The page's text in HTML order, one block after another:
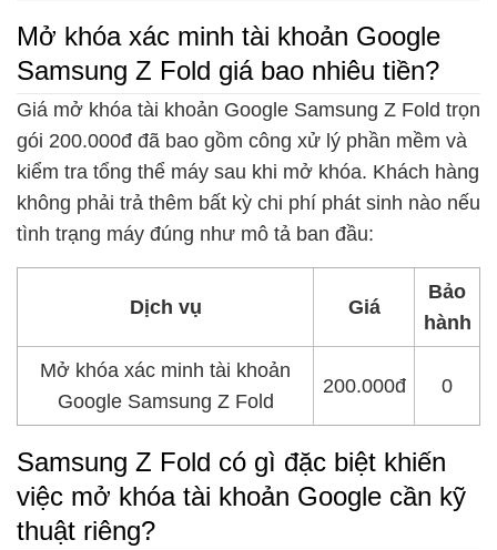
Mở khóa xác minh tài khoản Google
Samsung Z Fold giá bao nhiêu tiền?
Giá mở khóa tài khoản Google Samsung Z Fold trọn
gói 200.000đ đã bao gồm công xử lý phần mềm và
kiểm tra tổng thể máy sau khi mở khóa. Khách hàng
không phải trả thêm bất kỳ chi phí phát sinh nào nếu
tình trạng máy đúng như mô tả ban đầu:
Dịch vụ Giá
Bảo
hành
Mở khóa xác minh tài khoản
Google Samsung Z Fold
200.000đ 0
Samsung Z Fold có gì đặc biệt khiến
việc mở khóa tài khoản Google cần kỹ
thuật riêng?